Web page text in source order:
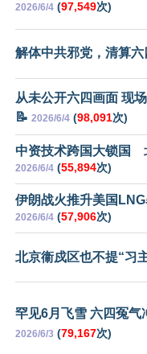
2026/6/4 (97,549次)
解体中共邪党，清算
从未公开六四画面 现
📝 2026/6/4 (98,091次)
中资技术跨国大锁国
2026/6/4 (55,894次)
伊朗战火推升美国
2026/6/4 (57,906次)
北京衞戍区也不提“习
罕见6月飞雪 六四冤气
2026/6/3 (79,167次)